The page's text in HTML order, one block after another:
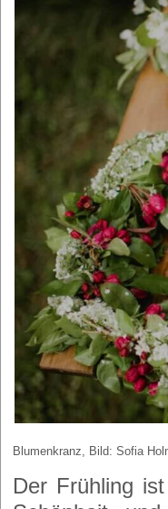
Blumenkranz, Bild: Sofia
Der Frühling